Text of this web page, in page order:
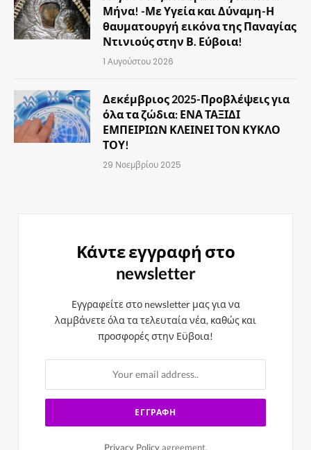
Μήνα! -Με Υγεία και Δύναμη-Η
θαυματουργή εικόνα της Παναγίας
Ντινιούς στην Β. Εύβοια!
1 Αυγούστου 2026
Δεκέμβριος 2025-Προβλέψεις για
όλα τα ζώδια: ΕΝΑ ΤΑΞΙΔΙ
ΕΜΠΕΙΡΙΩΝ ΚΛΕΙΝΕΙ ΤΟΝ ΚΥΚΛΟ
ΤΟΥ!
29 Νοεμβρίου 2025
Κάντε εγγραφή στο
newsletter
Εγγραφείτε στο newsletter μας για να
λαμβάνετε όλα τα τελευταία νέα, καθώς και
προσφορές στην Εϋβοια!
Privacy Policyagreement.